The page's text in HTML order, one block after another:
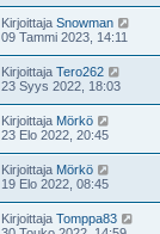
Kirjoittaja Snowman
09 Tammi 2023, 14:11
Kirjoittaja Tero262
23 Syys 2022, 18:03
Kirjoittaja Mörkö
23 Elo 2022, 20:45
Kirjoittaja Mörkö
19 Elo 2022, 08:45
Kirjoittaja Tomppa83